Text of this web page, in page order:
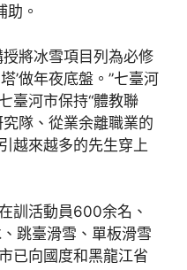
。
授將冰雪項目列為必修
’做年夜底盤。”七臺河
臺河市保持“體教聯
隊、從業余離職業的
越來越多的先生穿上
訓活動員600余名、
跳臺滑雪、單板滑雪
已向國度和黑龍江省